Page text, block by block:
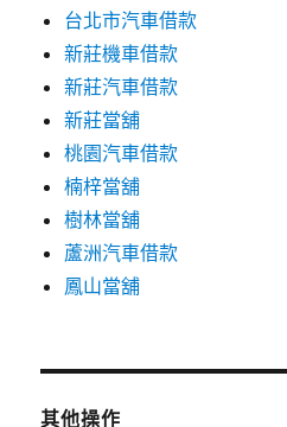
台北市汽車借款
新莊機車借款
新莊汽車借款
新莊當舖
桃園汽車借款
楠梓當舖
樹林當舖
蘆洲汽車借款
鳳山當舖
其他操作